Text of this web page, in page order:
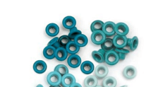
estandar
Aqua
cantidad